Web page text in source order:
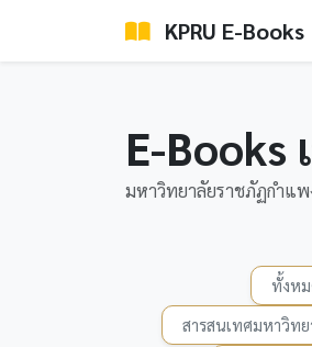
KPRU E-Books
E-Books
มหาวิทยาลัยราชภัฏกำแพ
ทั้งห
สารสนเทศมหาวิท